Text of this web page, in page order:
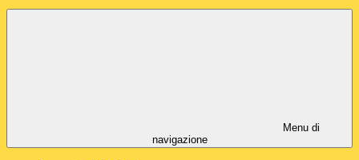
Menu di
navigazione